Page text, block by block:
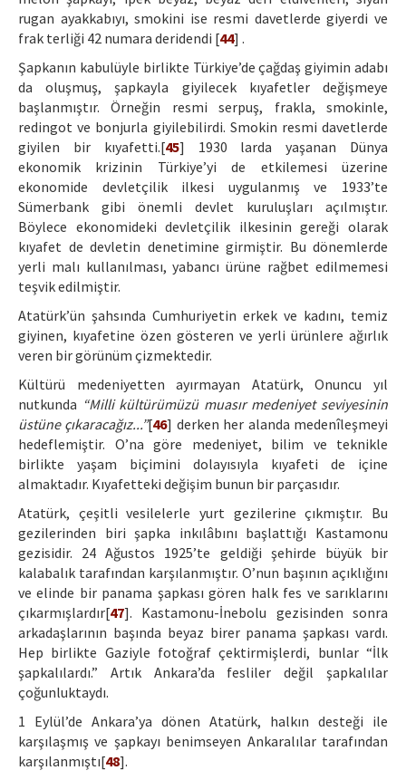
rugan ayakkabıyı, smokini ise resmi davetlerde giyerdi ve
frak terliği 42 numara deridendi [44] .
Şapkanın kabulüyle birlikte Türkiye’de çağdaş giyimin adabı
da oluşmuş, şapkayla giyilecek kıyafetler değişmeye
başlanmıştır. Örneğin resmi serpuş, frakla, smokinle,
redingot ve bonjurla giyilebilirdi. Smokin resmi davetlerde
giyilen bir kıyafetti.[45] 1930 larda yaşanan Dünya
ekonomik krizinin Türkiye’yi de etkilemesi üzerine
ekonomide devletçilik ilkesi uygulanmış ve 1933’te
Sümerbank gibi önemli devlet kuruluşları açılmıştır.
Böylece ekonomideki devletçilik ilkesinin gereği olarak
kıyafet de devletin denetimine girmiştir. Bu dönemlerde
yerli malı kullanılması, yabancı ürüne rağbet edilmemesi
teşvik edilmiştir.
Atatürk’ün şahsında Cumhuriyetin erkek ve kadını, temiz
giyinen, kıyafetine özen gösteren ve yerli ürünlere ağırlık
veren bir görünüm çizmektedir.
Kültürü medeniyetten ayırmayan Atatürk, Onuncu yıl
nutkunda “Milli kültürümüzü muasır medeniyet seviyesinin
üstüne çıkaracağız...”[46] derken her alanda medenîleşmeyi
hedeflemiştir. O’na göre medeniyet, bilim ve teknikle
birlikte yaşam biçimini dolayısıyla kıyafeti de içine
almaktadır. Kıyafetteki değişim bunun bir parçasıdır.
Atatürk, çeşitli vesilelerle yurt gezilerine çıkmıştır. Bu
gezilerinden biri şapka inkılâbını başlattığı Kastamonu
gezisidir. 24 Ağustos 1925’te geldiği şehirde büyük bir
kalabalık tarafından karşılanmıştır. O’nun başının açıklığını
ve elinde bir panama şapkası gören halk fes ve sarıklarını
çıkarmışlardır[47]. Kastamonu-İnebolu gezisinden sonra
arkadaşlarının başında beyaz birer panama şapkası vardı.
Hep birlikte Gaziyle fotoğraf çektirmişlerdi, bunlar “İlk
şapkalılardı.” Artık Ankara’da fesliler değil şapkalılar
çoğunluktaydı.
1 Eylül’de Ankara’ya dönen Atatürk, halkın desteği ile
karşılaşmış ve şapkayı benimseyen Ankaralılar tarafından
karşılanmıştı[48].